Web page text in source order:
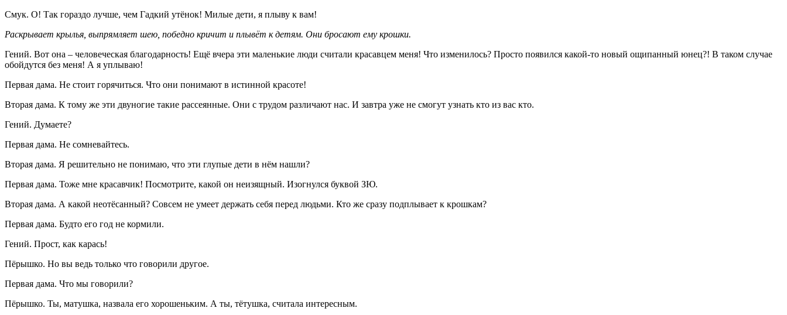
Смук. О! Так гораздо лучше, чем Гадкий утёнок! Милые дети, я плыву к вам!
Раскрывает крылья, выпрямляет шею, победно кричит и плывёт к детям. Они бросают ему крошки.
Гений. Вот она – человеческая благодарность! Ещё вчера эти маленькие люди считали красавцем меня! Что изменилось? Просто появился какой-то новый ощипанный юнец?! В таком случае
обойдутся без меня! А я уплываю!
Первая дама. Не стоит горячиться. Что они понимают в истинной красоте!
Вторая дама. К тому же эти двуногие такие рассеянные. Они с трудом различают нас. И завтра уже не смогут узнать кто из вас кто.
Гений. Думаете?
Первая дама. Не сомневайтесь.
Вторая дама. Я решительно не понимаю, что эти глупые дети в нём нашли?
Первая дама. Тоже мне красавчик! Посмотрите, какой он неизящный. Изогнулся буквой ЗЮ.
Вторая дама. А какой неотёсанный? Совсем не умеет держать себя перед людьми. Кто же сразу подплывает к крошкам?
Первая дама. Будто его год не кормили.
Гений. Прост, как карась!
Пёрышко. Но вы ведь только что говорили другое.
Первая дама. Что мы говорили?
Пёрышко. Ты, матушка, назвала его хорошеньким. А ты, тётушка, считала интересным.